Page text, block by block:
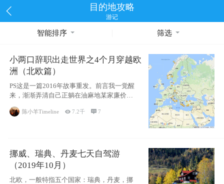
目的地攻略
游记
智能排序 筛选
小两口辞职出走世界之4个月穿越欧
洲（北欧篇）
PS这是一篇2016年故事重发。前言我一觉醒
来，渐渐弄清自己正躺在油麻地某家廉价宾
馆
陈小羊Timeline 7.2千 7
挪威、瑞典、丹麦七天自驾游
（2019年10月）
北欧，一般特指五个国家：瑞典，丹麦，挪